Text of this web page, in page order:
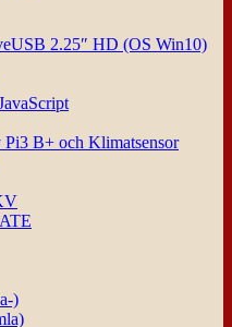
2.25″ HD (OS Win10)
Pi3 B+ och Klimatsensor
)